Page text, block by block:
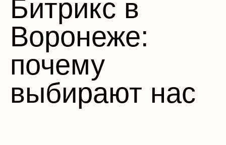
Битрикс в
Воронеже:
почему
выбирают нас